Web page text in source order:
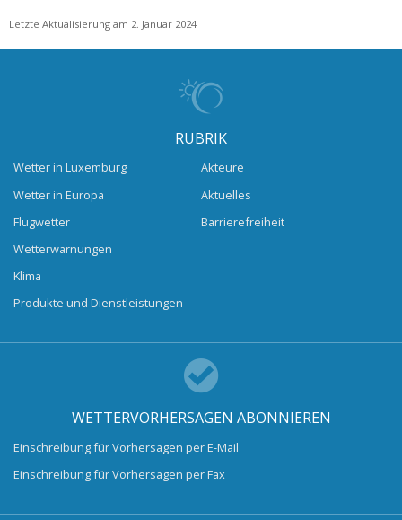
Letzte Aktualisierung am 2. Januar 2024
RUBRIK
Wetter in Luxemburg
Wetter in Europa
Flugwetter
Wetterwarnungen
Klima
Produkte und Dienstleistungen
Akteure
Aktuelles
Barrierefreiheit
WETTERVORHERSAGEN ABONNIEREN
Einschreibung für Vorhersagen per E-Mail
Einschreibung für Vorhersagen per Fax